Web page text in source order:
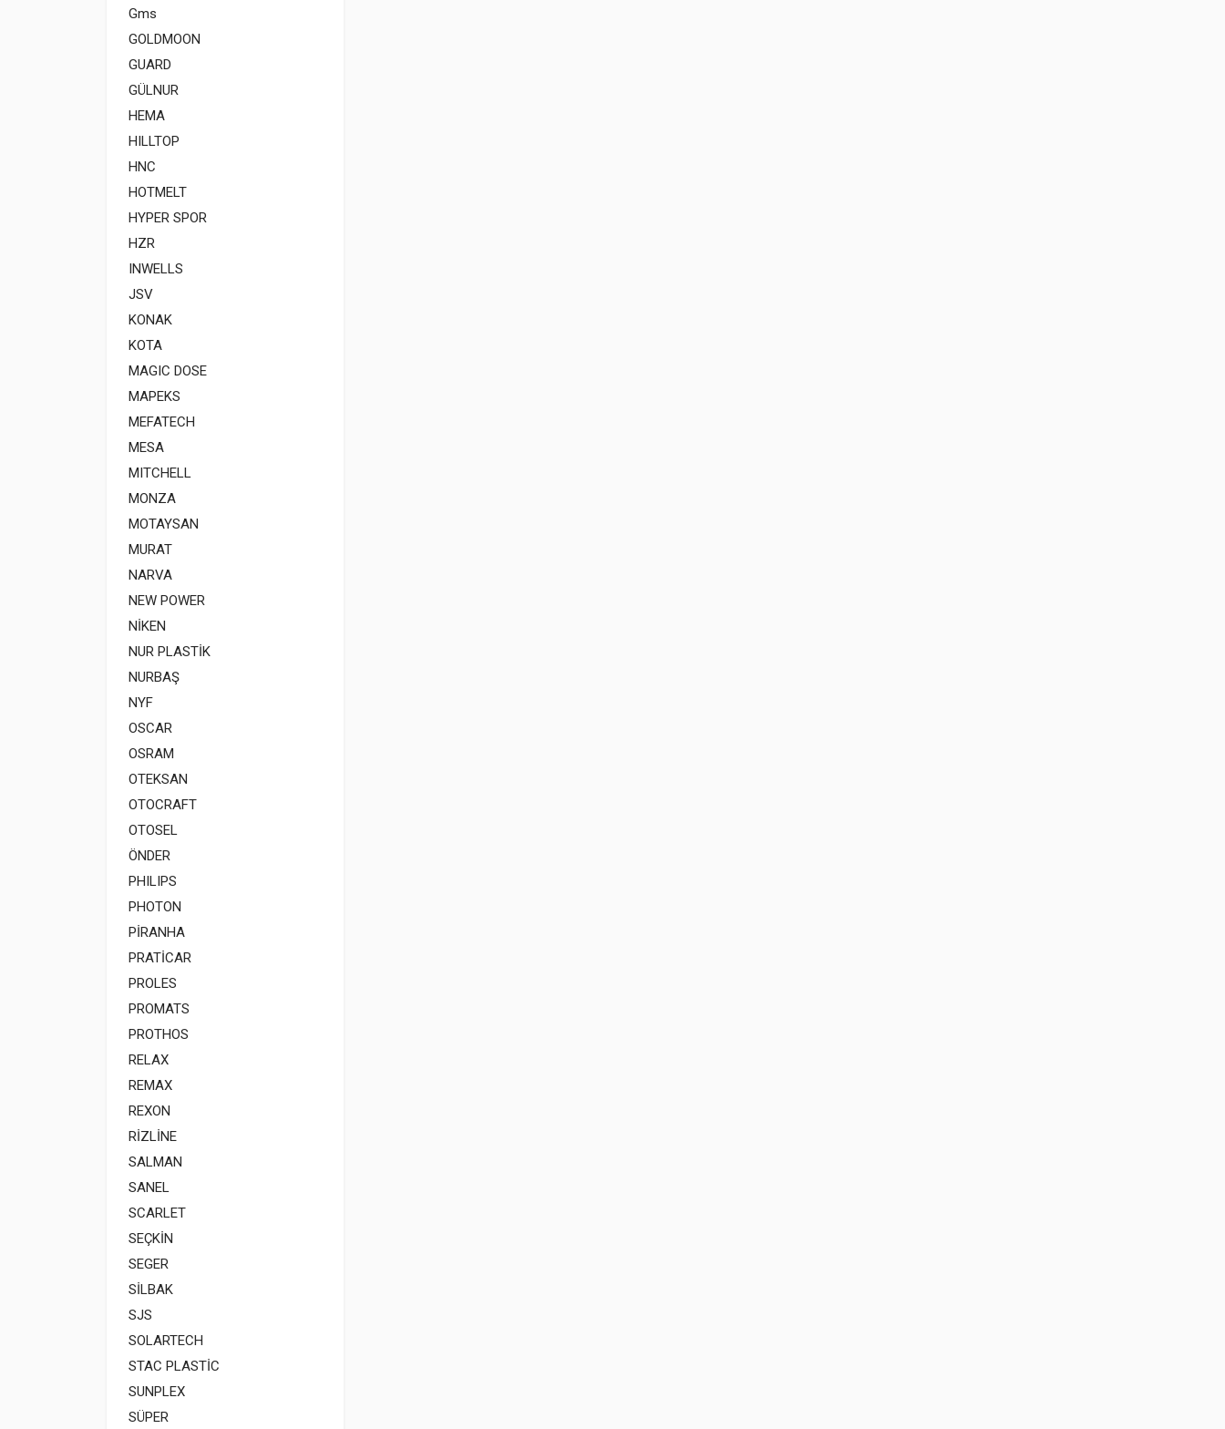
Gms
GOLDMOON
GUARD
GÜLNUR
HEMA
HILLTOP
HNC
HOTMELT
HYPER SPOR
HZR
INWELLS
JSV
KONAK
KOTA
MAGIC DOSE
MAPEKS
MEFATECH
MESA
MITCHELL
MONZA
MOTAYSAN
MURAT
NARVA
NEW POWER
NİKEN
NUR PLASTİK
NURBAŞ
NYF
OSCAR
OSRAM
OTEKSAN
OTOCRAFT
OTOSEL
ÖNDER
PHILIPS
PHOTON
PİRANHA
PRATİCAR
PROLES
PROMATS
PROTHOS
RELAX
REMAX
REXON
RİZLİNE
SALMAN
SANEL
SCARLET
SEÇKİN
SEGER
SİLBAK
SJS
SOLARTECH
STAC PLASTİC
SUNPLEX
SÜPER